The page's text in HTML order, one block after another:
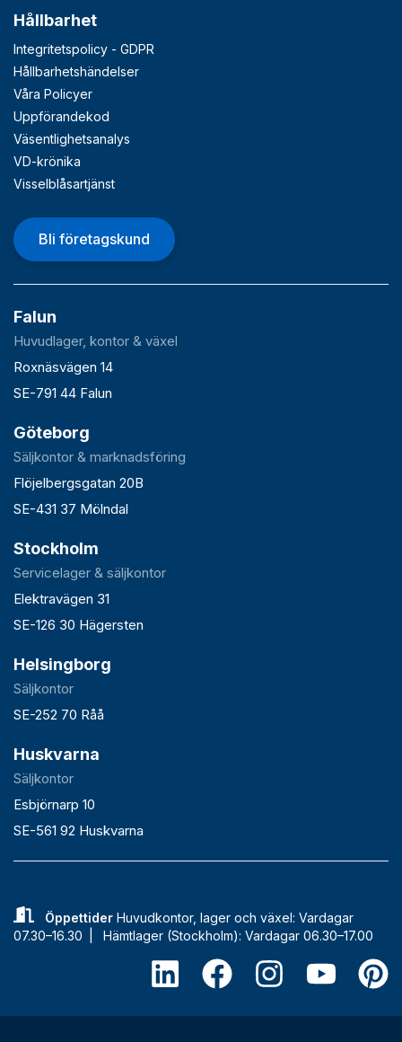
Hållbarhet
Integritetspolicy - GDPR
Hållbarhetshändelser
Våra Policyer
Uppförandekod
Väsentlighetsanalys
VD-krönika
Visselblåsartjänst
Bli företagskund
Falun
Huvudlager, kontor & växel
Roxnäsvägen 14
SE-791 44 Falun
Göteborg
Säljkontor & marknadsföring
Flöjelbergsgatan 20B
SE-431 37 Mölndal
Stockholm
Servicelager & säljkontor
Elektravägen 31
SE-126 30 Hägersten
Helsingborg
Säljkontor
SE-252 70 Råå
Huskvarna
Säljkontor
Esbjörnarp 10
SE-561 92 Huskvarna
ÖppettiderHuvudkontor, lager och växel: Vardagar
07.30–16.30 |
Hämtlager (Stockholm): Vardagar 06.30–17.00